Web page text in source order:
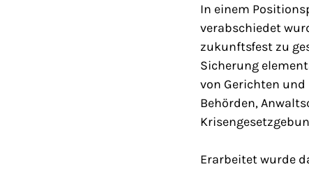
In einem
verabschiedet
zukunftsfest zu
Sicherung
von Gerichten
Behörden,
Erarbeitet wurde